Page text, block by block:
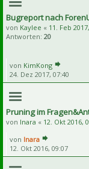
Bugreport nach
von Kaylee « 11. Feb
Antworten: 20
von KimKong
24. Dez 2017, 07:40
Pruning im
von Inara « 12. Okt 2016,
von Inara
12. Okt 2016, 09:07